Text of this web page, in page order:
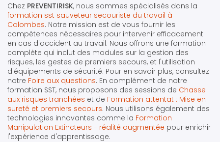
Chez PREVENTIRISK, nous sommes spécialisés dans la
formation sst sauveteur secouriste du travail à
Colombes. Notre mission est de vous fournir les
compétences nécessaires pour intervenir efficacement
en cas d'accident au travail. Nous offrons une formation
complète qui inclut des modules sur la gestion des
risques, les gestes de premiers secours, et l'utilisation
d'équipements de sécurité. Pour en savoir plus, consultez
notre Foire aux questions. En complément de notre
formation SST, nous proposons des sessions de Chasse
aux risques tranchées et de Formation attentat : Mise en
sureté et premiers secours. Nous utilisons également des
technologies innovantes comme la Formation
Manipulation Extincteurs - réalité augmentée pour enrichir
l'expérience d'apprentissage.